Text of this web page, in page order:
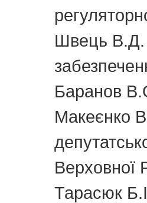
Швець В.Д.
Баранов
Макеєнко
Верховної
Тарасюк